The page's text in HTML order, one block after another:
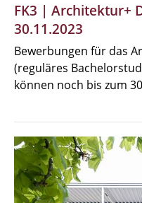
FK3 | Architektur+
30.11.2023
Bewerbungen für das
(reguläres
können noch bis zum